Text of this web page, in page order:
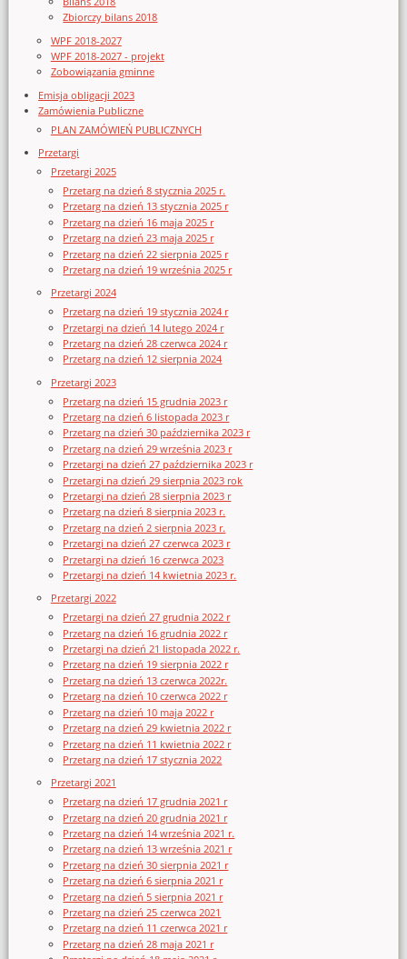
Zbiorczy bilans 2018
WPF 2018-2027
WPF 2018-2027 - projekt
Zobowiązania gminne
Emisja obligacji 2023
Zamówienia Publiczne
PLAN ZAMÓWIEŃ PUBLICZNYCH
Przetargi
Przetargi 2025
Przetarg na dzień 8 stycznia 2025 r.
Przetarg na dzień 13 stycznia 2025 r
Przetarg na dzień 16 maja 2025 r
Przetarg na dzień 23 maja 2025 r
Przetarg na dzień 22 sierpnia 2025 r
Przetarg na dzień 19 września 2025 r
Przetargi 2024
Przetarg na dzień 19 stycznia 2024 r
Przetargi na dzień 14 lutego 2024 r
Przetarg na dzień 28 czerwca 2024 r
Przetarg na dzień 12 sierpnia 2024
Przetargi 2023
Przetarg na dzień 15 grudnia 2023 r
Przetarg na dzień 6 listopada 2023 r
Przetarg na dzień 30 października 2023 r
Przetarg na dzień 29 września 2023 r
Przetargi na dzień 27 października 2023 r
Przetargi na dzień 29 sierpnia 2023 rok
Przetargi na dzień 28 sierpnia 2023 r
Przetarg na dzień 8 sierpnia 2023 r.
Przetarg na dzień 2 sierpnia 2023 r.
Przetargi na dzień 27 czerwca 2023 r
Przetargi na dzień 16 czerwca 2023
Przetargi na dzień 14 kwietnia 2023 r.
Przetargi 2022
Przetargi na dzień 27 grudnia 2022 r
Przetarg na dzień 16 grudnia 2022 r
Przetargi na dzień 21 listopada 2022 r.
Przetarg na dzień 19 sierpnia 2022 r
Przetarg na dzień 13 czerwca 2022r.
Przetarg na dzień 10 czerwca 2022 r
Przetarg na dzień 10 maja 2022 r
Przetarg na dzień 29 kwietnia 2022 r
Przetarg na dzień 11 kwietnia 2022 r
Przetarg na dzień 17 stycznia 2022
Przetargi 2021
Przetarg na dzień 17 grudnia 2021 r
Przetarg na dzień 20 grudnia 2021 r
Przetarg na dzień 14 września 2021 r.
Przetarg na dzień 13 września 2021 r
Przetarg na dzień 30 sierpnia 2021 r
Przetarg na dzień 6 sierpnia 2021 r
Przetarg na dzień 5 sierpnia 2021 r
Przetarg na dzień 25 czerwca 2021
Przetarg na dzień 11 czerwca 2021 r
Przetarg na dzień 28 maja 2021 r